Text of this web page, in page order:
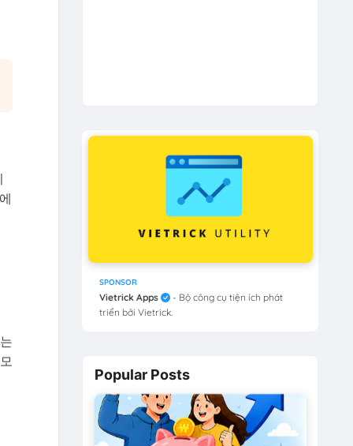
SPONSOR
Vietrick Apps
- Bộ công cụ tiện ích phát
triển bởi Vietrick.
Popular Posts